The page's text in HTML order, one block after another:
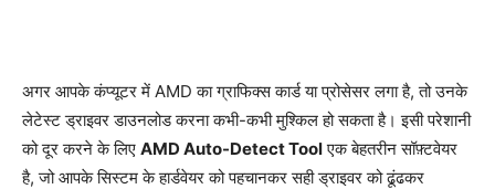
अगर आपके कंप्यूटर में AMD का ग्राफिक्स कार्ड या प्रोसेसर लगा है, तो उनके
लेटेस्ट ड्राइवर डाउनलोड करना कभी-कभी मुश्किल हो सकता है। इसी परेशानी
को दूर करने के लिए AMD Auto-Detect Toolएक बेहतरीन सॉफ़्टवेयर
है, जो आपके सिस्टम के हार्डवेयर को पहचानकर सही ड्राइवर को ढूंढकर